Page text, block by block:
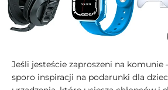
Jeśli jesteście zaproszeni na komunie
sporo inspiracji na podarunki dla